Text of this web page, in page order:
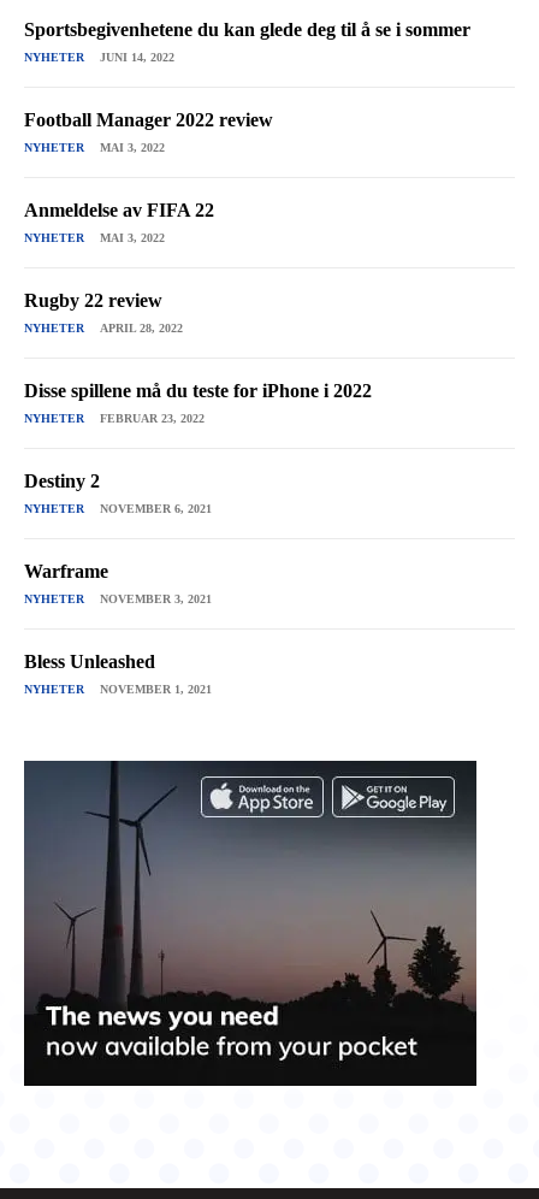
Sportsbegivenhetene du kan glede deg til å se i sommer
NYHETER JUNI 14, 2022
Football Manager 2022 review
NYHETER MAI 3, 2022
Anmeldelse av FIFA 22
NYHETER MAI 3, 2022
Rugby 22 review
NYHETER APRIL 28, 2022
Disse spillene må du teste for iPhone i 2022
NYHETER FEBRUAR 23, 2022
Destiny 2
NYHETER NOVEMBER 6, 2021
Warframe
NYHETER NOVEMBER 3, 2021
Bless Unleashed
NYHETER NOVEMBER 1, 2021